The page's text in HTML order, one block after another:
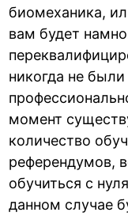
биомеханика,
вам будет
никогда не
момент
количество
референдумов,
обучиться с
данном случае